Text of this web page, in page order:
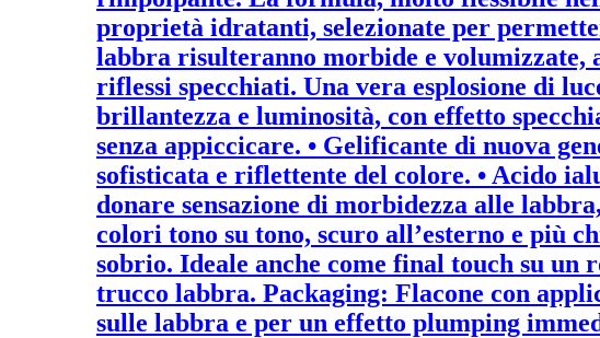
proprietà idratanti, selezionate per
labbra risulteranno morbide e volumizzate,
riflessi specchiati. Una vera esplosione di
brillantezza e luminosità, con effetto
senza appiccicare. • Gelificante di nuova
sofisticata e riflettente del colore. • Acido
donare sensazione di morbidezza alle
colori tono su tono, scuro all’esterno e più
sobrio. Ideale anche come final touch su un
trucco labbra. Packaging: Flacone con
sulle labbra e per un effetto plumping